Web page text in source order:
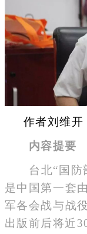
作者刘维开
内容提要
台北“国防部
是中国第一套
军各会战与战
出版前后将近